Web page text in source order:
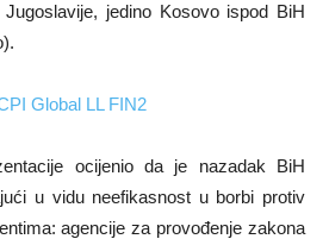
jedino Kosovo ispod BiH
ocijenio da je nazadak BiH
u vidu neefikasnost u borbi protiv
agencije za provođenje zakona